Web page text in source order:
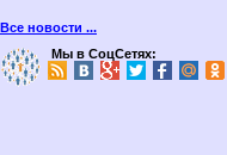
Все новости ...
Мы в СоцСетях: